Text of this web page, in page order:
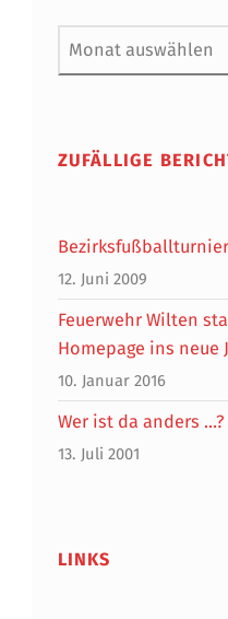
Archiv
ZUFÄLLIGE
12. Juni 2009
Feuerwehr Wilten
Homepage ins neue
10. Januar 2016
Wer ist da anders …?
13. Juli 2001
LINKS